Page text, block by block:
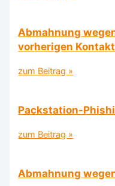
Abmahnung
vorherigen
zum Beitrag »
Packstation-
zum Beitrag »
Abmahnung